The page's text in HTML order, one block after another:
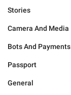
Stories
Camera And Media
Bots And Payments
Passport
General